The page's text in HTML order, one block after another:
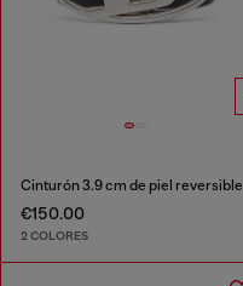
Cinturón 3.9 cm de piel reversible
€150.00
2 COLORES